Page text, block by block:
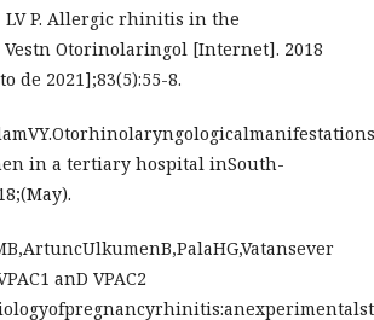
LV P. Allergic rhinitis in the
Otorinolaringol [Internet]. 2018
de 2021];83(5):55-8.
in a tertiary hospital inSouth-
anD VPAC2